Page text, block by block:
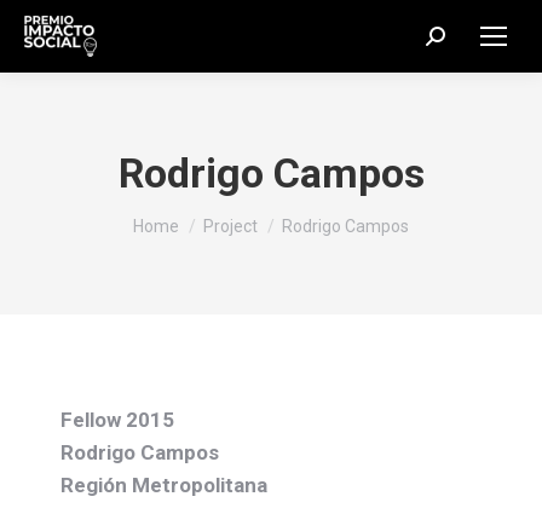
Search:
Rodrigo Campos
You are here:
Home Project Rodrigo Campos
Fellow 2015
Rodrigo Campos
Región Metropolitana